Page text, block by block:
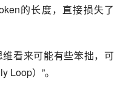
的长度，直接损失了
看来可能有些笨拙，可
Loop）”。